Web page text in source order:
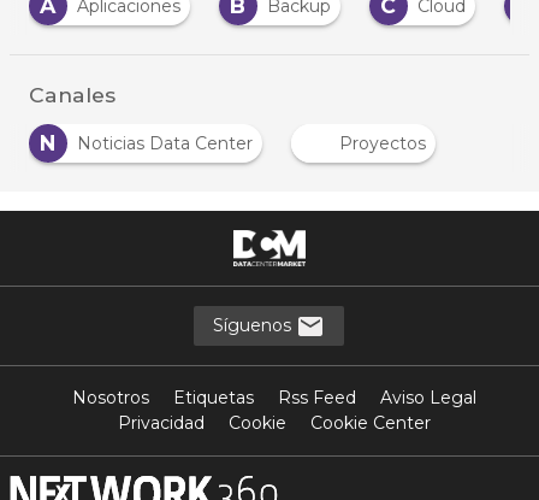
A
Aplicaciones B Backup C Cloud C
Canales
N
Noticias Data Center Proyectos
Síguenos
Nosotros Etiquetas Rss Feed
Aviso Legal
Privacidad
Cookie Cookie Center